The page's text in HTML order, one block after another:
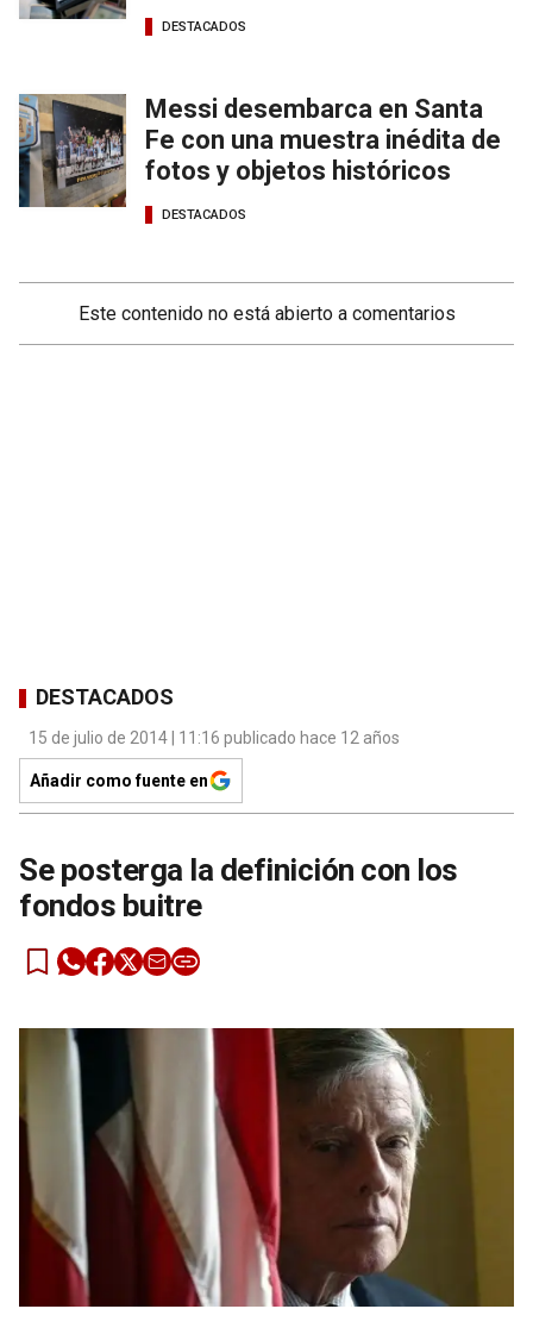
DESTACADOS
Messi desembarca en Santa
Fe con una muestra inédita de
fotos y objetos históricos
DESTACADOS
Este contenido no está abierto a comentarios
DESTACADOS
15 de julio de 2014 | 11:16 publicado hace 12 años
Añadir como fuente en
Se posterga la definición con los
fondos buitre